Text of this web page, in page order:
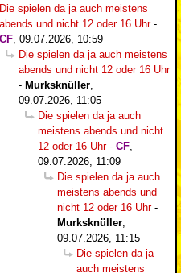
Die spielen da ja auch meistens
abends und nicht 12 oder 16 Uhr-
CF 09.07.2026, 10:59
Die spielen da ja auch meistens
abends und nicht 12 oder 16 Uhr
- Murksknüller
09.07.2026, 11:05
Die spielen da ja auch
meistens abends und nicht
12 oder 16 Uhr- CF
09.07.2026, 11:09
Die spielen da ja auch
meistens abends und
nicht 12 oder 16 Uhr-
Murksknüller
09.07.2026, 11:15
Die spielen da ja
auch meistens